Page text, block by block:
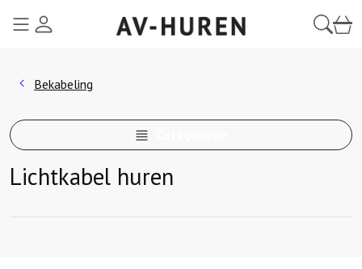
menulogin
Bekabeling
Lichtkabel huren